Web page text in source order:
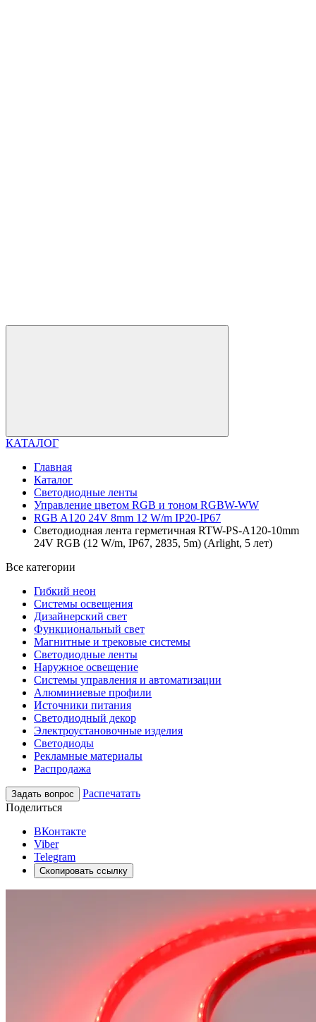
КАТАЛОГ
Главная
Каталог
Светодиодные ленты
Управление цветом RGB и тоном RGBW-WW
RGB A120 24V 8mm 12 W/m IP20-IP67
Светодиодная лента герметичная RTW-PS-A120-10mm
24V RGB (12 W/m, IP67, 2835, 5m) (Arlight, 5 лет)
Все категории
Гибкий неон
Системы освещения
Дизайнерский свет
Функциональный свет
Магнитные и трековые системы
Светодиодные ленты
Наружное освещение
Системы управления и автоматизации
Алюминиевые профили
Источники питания
Светодиодный декор
Электроустановочные изделия
Светодиоды
Рекламные материалы
Распродажа
Задать вопрос
Распечатать
Поделиться
ВКонтакте
Viber
Telegram
Скопировать ссылку